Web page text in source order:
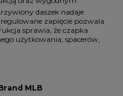
daszek nadaje
zapięcie pozwala
sprawia, że czapka
użytkowania, spacerów,
MLB